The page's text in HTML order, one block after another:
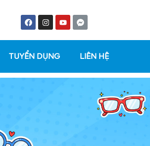
TUYỂN DỤNG LIÊN HỆ